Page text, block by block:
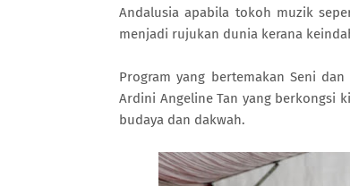
Andalusia apabila tokoh muzik
menjadi rujukan dunia kerana
Program yang bertemakan Seni
Ardini Angeline Tan yang berkongsi
budaya dan dakwah.